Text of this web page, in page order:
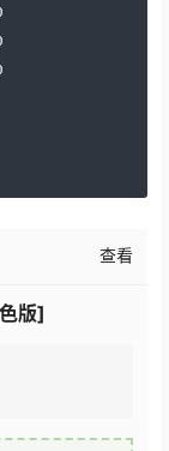
查看
版]